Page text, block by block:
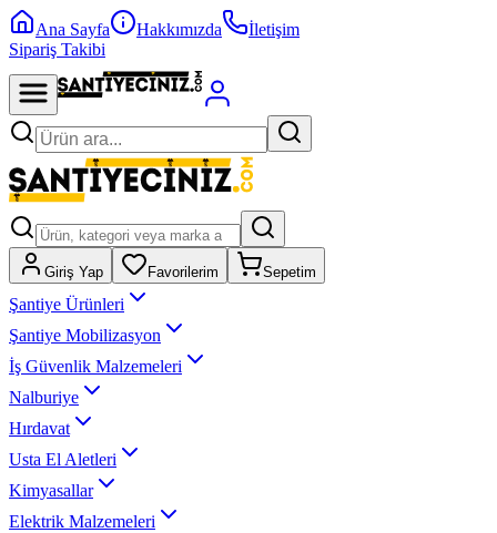
Ana Sayfa Hakkımızda
İletişim
Sipariş Takibi
Giriş Yap Favorilerim Sepetim
Şantiye Ürünleri
Şantiye Mobilizasyon
İş Güvenlik Malzemeleri
Nalburiye
Hırdavat
Usta El Aletleri
Kimyasallar
Elektrik Malzemeleri